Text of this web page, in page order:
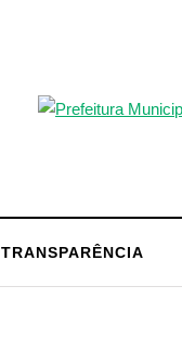
TRANSPARÊNCIA